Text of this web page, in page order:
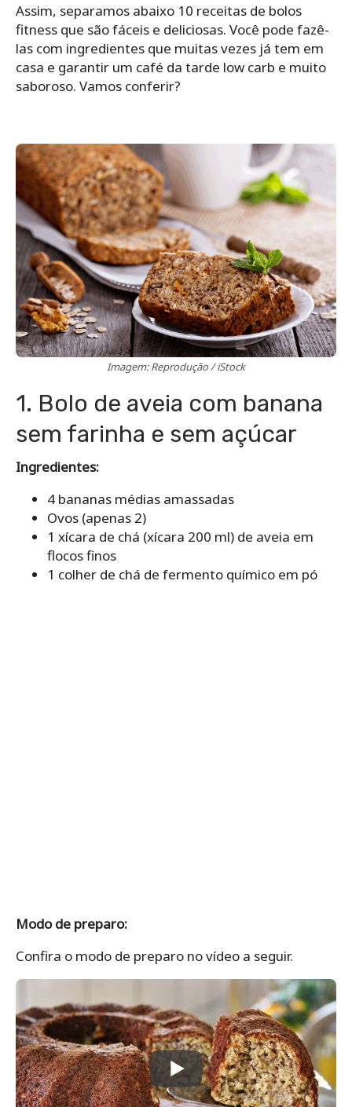
Assim, separamos abaixo 10 receitas de bolos
fitness que são fáceis e deliciosas. Você pode fazê-
las com ingredientes que muitas vezes já tem em
casa e garantir um café da tarde low carb e muito
saboroso. Vamos conferir?
Imagem: Reprodução / iStock
1. Bolo de aveia com banana
sem farinha e sem açúcar
Ingredientes:
4 bananas médias amassadas
Ovos (apenas 2)
1 xícara de chá (xícara 200 ml) de aveia em
flocos finos
1 colher de chá de fermento químico em pó
Modo de preparo:
Confira o modo de preparo no vídeo a seguir.